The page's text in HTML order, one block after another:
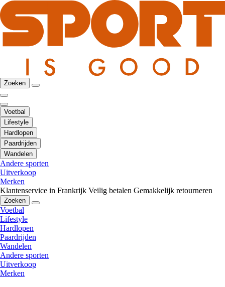
Zoeken
Voetbal
Lifestyle
Hardlopen
Paardrijden
Wandelen
Andere sporten
Uitverkoop
Merken
Klantenservice in Frankrijk Veilig betalen Gemakkelijk retourneren
Zoeken
Voetbal
Lifestyle
Hardlopen
Paardrijden
Wandelen
Andere sporten
Uitverkoop
Merken